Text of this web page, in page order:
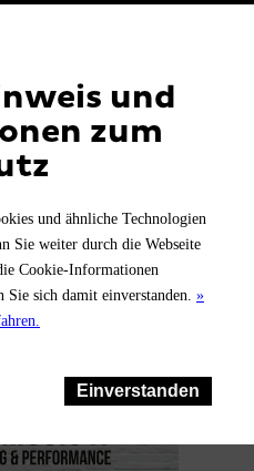
und
zum
und ähnliche Technologien
Sie weiter durch die Webseite
Cookie-Informationen
sich damit einverstanden. »
Einverstanden